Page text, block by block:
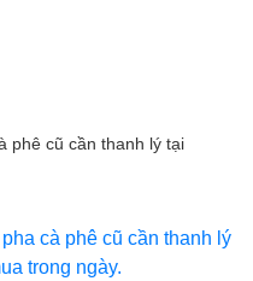
phê cũ cần thanh lý tại